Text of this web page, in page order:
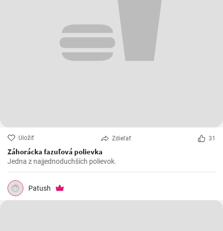
Uložiť Zdieľať 31
Záhorácka fazuľová polievka
Jedna z najjednoduchších polievok.
Patush